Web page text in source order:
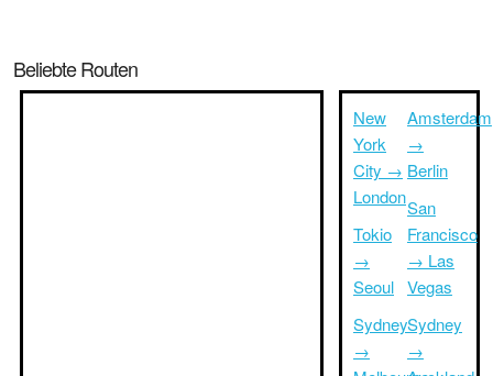
Beliebte Routen
New
York
City →
London
Tokio
→
Seoul
Sydney
→
Amsterdam
→
Berlin
San
Francisco
→ Las
Vegas
Sydney
→